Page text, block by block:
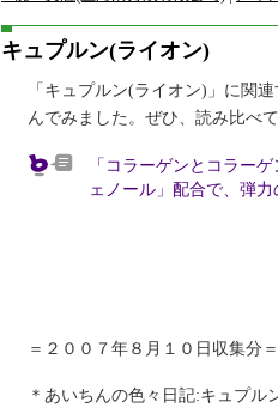
キュプルン(ライオン)
「キュプルン(ライオン)」に関
んでみました。ぜひ、読み比べ
「コラーゲンとコラー
ェノール」配合で、弾
＝２００７年８月１０日収集分＝
＊あいちんの色々日記:キュプル